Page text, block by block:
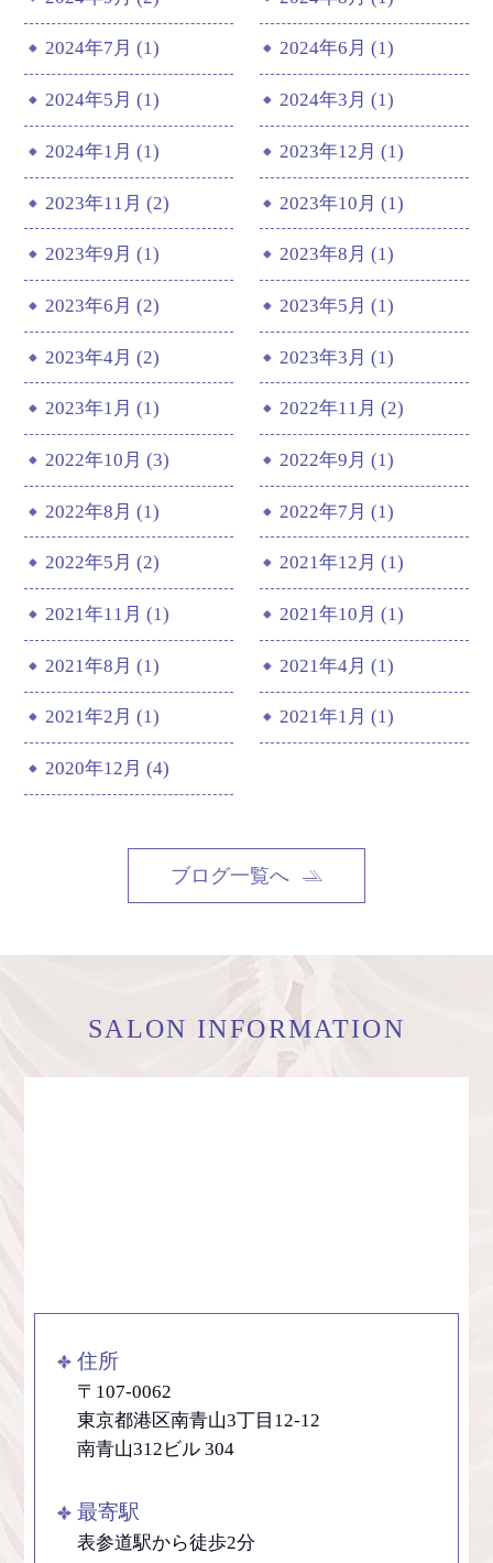
2024年7月 (1) 2024年6月 (1)
2024年5月 (1) 2024年3月 (1)
2024年1月 (1) 2023年12月 (1)
2023年11月 (2) 2023年10月 (1)
2023年9月 (1) 2023年8月 (1)
2023年6月 (2) 2023年5月 (1)
2023年4月 (2) 2023年3月 (1)
2023年1月 (1) 2022年11月 (2)
2022年10月 (3) 2022年9月 (1)
2022年8月 (1) 2022年7月 (1)
2022年5月 (2) 2021年12月 (1)
2021年11月 (1) 2021年10月 (1)
2021年8月 (1) 2021年4月 (1)
2021年2月 (1) 2021年1月 (1)
2020年12月 (4)
ブログ一覧へ
SALON INFORMATION
住所
〒107-0062
東京都港区南青山3丁目12-12
南青山312ビル 304
最寄駅
表参道駅から徒歩2分